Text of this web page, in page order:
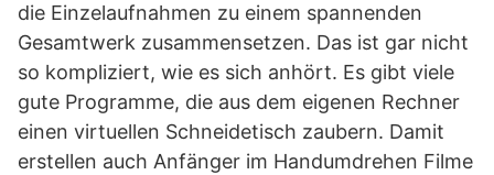
die Einzelaufnahmen zu einem spannenden
Gesamtwerk zusammensetzen. Das ist gar nicht
so kompliziert, wie es sich anhört. Es gibt viele
gute Programme, die aus dem eigenen Rechner
einen virtuellen Schneidetisch zaubern. Damit
erstellen auch Anfänger im Handumdrehen Filme